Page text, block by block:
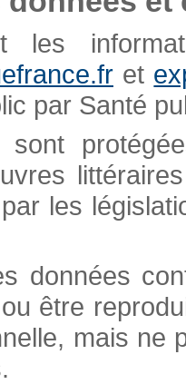
les
et
par Santé
sont
les
données
être
mais ne